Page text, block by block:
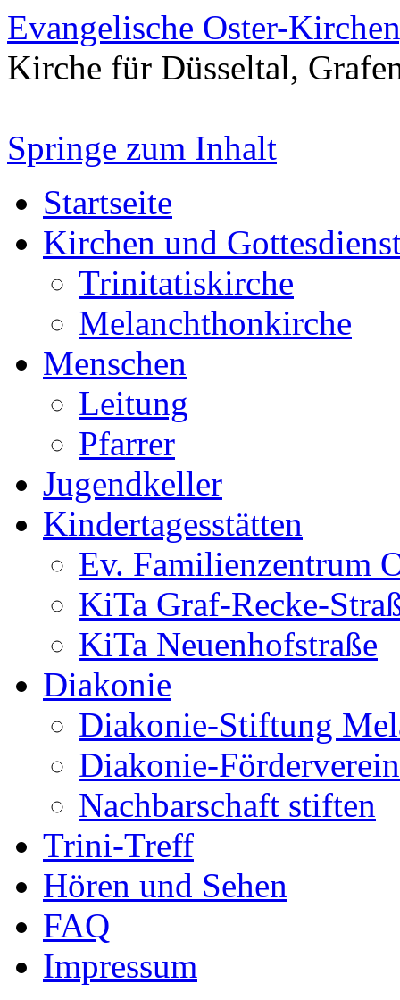
Evangelische Oster-
Kirche für Düsseltal,
Springe zum Inhalt
Startseite
Kirchen und
Trinitatiskirche
Melanchthonkirche
Menschen
Leitung
Pfarrer
Jugendkeller
Kindertagesstätten
Ev. Familienzentrum
KiTa Graf-Recke-
KiTa Neuenhofstraße
Diakonie
Diakonie-Stiftung
Diakonie-
Nachbarschaft stiften
Trini-Treff
Hören und Sehen
FAQ
Impressum